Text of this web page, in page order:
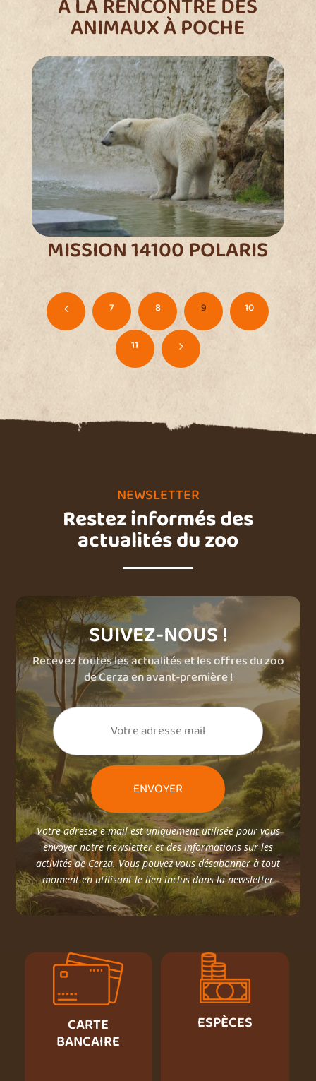
A LA RENCONTRE DES
ANIMAUX À POCHE
MISSION 14100 POLARIS
4 7 8 9 10
11 5
NEWSLETTER
Restez informés des
actualités du zoo
SUIVEZ-NOUS !
Recevez toutes les actualités et les offres du zoo
de Cerza en avant-première !
Votre adresse e-mail est uniquement utilisée pour vous
envoyer notre newsletter et des informations sur les
activités de Cerza. Vous pouvez vous désabonner à tout
moment en utilisant le lien inclus dans la newsletter
CARTE
BANCAIRE
ESPÈCES